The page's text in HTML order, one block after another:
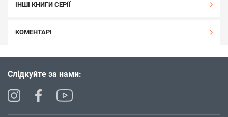
ІНШІ КНИГИ СЕРІЇ
КОМЕНТАРІ
Слідкуйте за нами: